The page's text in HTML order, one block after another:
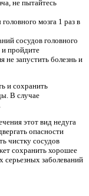
не пытайтесь
мозга 1 раз в
сосудов головного
и пройдите
запустить болезнь и
и сохранить
В случае
этот вид недуга
опасности
чистку сосудов
сохранить хорошее
серьезных заболеваний